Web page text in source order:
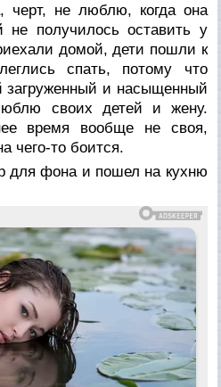
черт, не люблю, когда она
не получилось оставить у
домой, дети пошли к
спать, потому что
загруженный и насыщенный
своих детей и жену.
время вообще не своя,
чего-то боится.
для фона и пошел на кухню